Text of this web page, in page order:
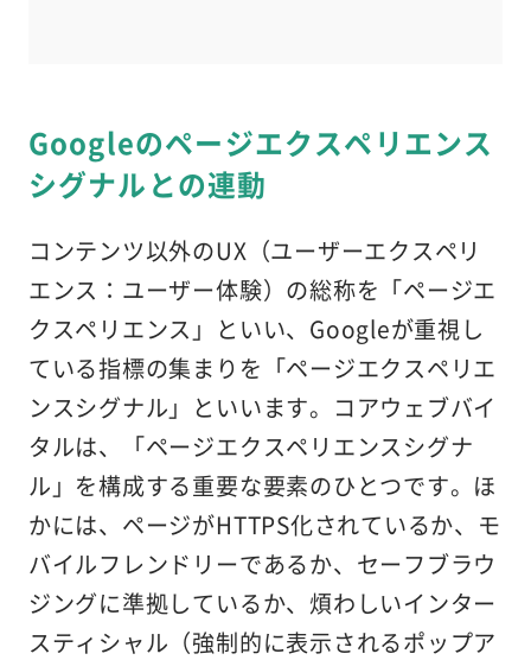
Googleのページエクスペリエンス
シグナルとの連動
コンテンツ以外のUX（ユーザーエクスペリ
エンス：ユーザー体験）の総称を「ページエ
クスペリエンス」といい、Googleが重視し
ている指標の集まりを「ページエクスペリエ
ンスシグナル」といいます。コアウェブバイ
タルは、「ページエクスペリエンスシグナ
ル」を構成する重要な要素のひとつです。ほ
かには、ページがHTTPS化されているか、モ
バイルフレンドリーであるか、セーフブラウ
ジングに準拠しているか、煩わしいインター
スティシャル（強制的に表示されるポップア